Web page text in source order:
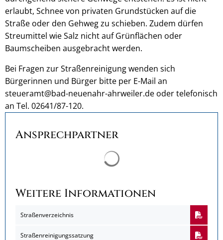
erlaubt, Schnee von privaten Grundstücken auf die
Straße oder den Gehweg zu schieben. Zudem dürfen
Streumittel wie Salz nicht auf Grünflächen oder
Baumscheiben ausgebracht werden.
Bei Fragen zur Straßenreinigung wenden sich
Bürgerinnen und Bürger bitte per E-Mail an
steueramt@bad-neuenahr-ahrweiler.de oder telefonisch
an Tel. 02641/87-120.
Ansprechpartner
Weitere Informationen
Straßenverzeichnis
Straßenreinigungssatzung